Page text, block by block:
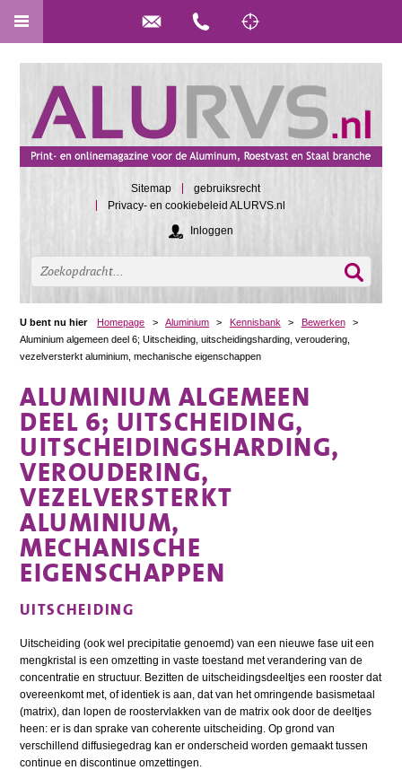
Sitemap
gebruiksrecht
Privacy- en cookiebeleid ALURVS.nl
Inloggen
U bent nu hier Homepage > Aluminium > Kennisbank > Bewerken
>
Aluminium algemeen deel 6; Uitscheiding, uitscheidingsharding, veroudering,
vezelversterkt aluminium, mechanische eigenschappen
ALUMINIUM ALGEMEEN
DEEL 6; UITSCHEIDING,
UITSCHEIDINGSHARDING,
VEROUDERING,
VEZELVERSTERKT
ALUMINIUM,
MECHANISCHE
EIGENSCHAPPEN
UITSCHEIDING
Uitscheiding (ook wel precipitatie genoemd) van een nieuwe fase uit een
mengkristal is een omzetting in vaste toestand met verandering van de
concentratie en structuur. Bezitten de uitscheidingsdeeltjes een rooster dat
overeenkomt met, of identiek is aan, dat van het omringende basismetaal
(matrix), dan lopen de roostervlakken van de matrix ook door de deeltjes
heen: er is dan sprake van coherente uitscheiding. Op grond van
verschillend diffusiegedrag kan er onderscheid worden gemaakt tussen
continue en discontinue omzettingen.